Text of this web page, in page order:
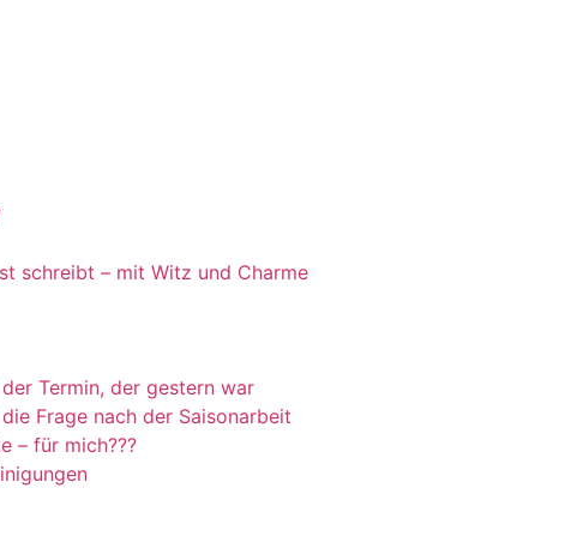
schreibt – mit Witz und Charme
Termin, der gestern war
Frage nach der Saisonarbeit
– für mich???